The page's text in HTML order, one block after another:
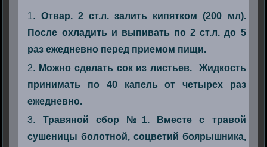
Отвар. 2 ст.л. залить кипятком (200 мл).
После охладить и выпивать по 2 ст.л. до 5
раз ежедневно перед приемом пищи.
Можно сделать сок из листьев. Жидкость
принимать по 40 капель от четырех раз
ежедневно.
Травяной сбор №1. Вместе с травой
сушеницы болотной, соцветий боярышника,